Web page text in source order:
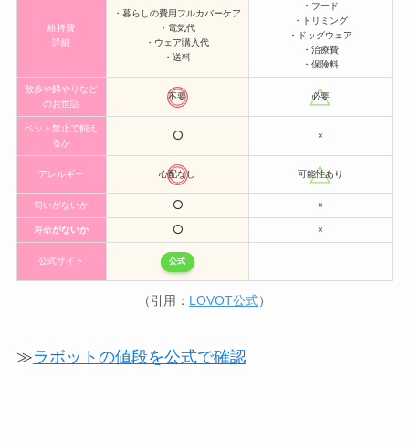
維持費
詳細
・暮らしの費用フルカバーケア
・電気代
・ウェア購入代
・送料
・フード
・トリミング
・ドッグウェア
・治療費
・保険料
散歩や餌やりなど
のお世話
不要 必要
ペット禁止で飼え
るか
⭕️ ×
アレルギー 心配なし 可能性あり
匂いがないか ⭕️ ×
寿命がないか ⭕️ ×
公式サイト 公式
（引用： LOVOT公式）
≫ラボットの値段を公式で確認